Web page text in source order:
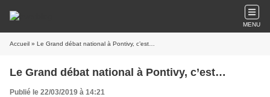
MENU
Accueil » Le Grand débat national à Pontivy, c’est…
Le Grand débat national à Pontivy, c’est…
Publié le 22/03/2019 à 14:21